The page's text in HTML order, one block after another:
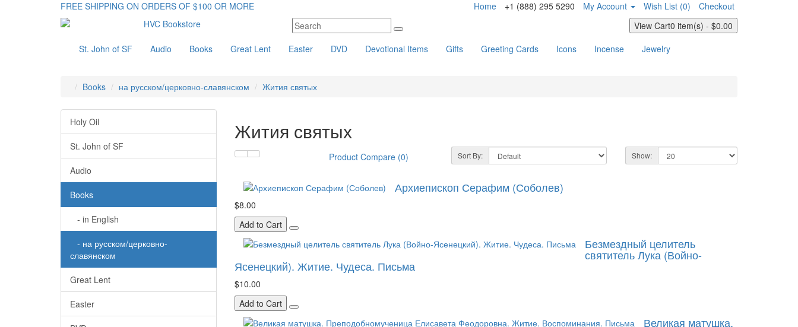
FREE SHIPPING ON ORDERS OF $100 OR MORE Home +1 (888) 295 5290 My Account Wish List (0)
Checkout
View Cart0 item(s) - $0.00
St. John of SF
Audio Books Great Lent Easter DVD Devotional Items Gifts Greeting Cards Icons Incense Jewelry
Books на русском/церковно-славянском Жития святых
Holy Oil
St. John of SF
Audio
Books
- in English
- на русском/церковно-
славянском
Great Lent
Easter
Жития святых
Product Compare (0) Sort By: Show:
Архиепископ Серафим (Соболев)
$8.00
Add to Cart
Безмездный целитель
святитель Лука (Войно-
Ясенецкий). Житие. Чудеса. Письма
$10.00
Add to Cart
Великая матушка.